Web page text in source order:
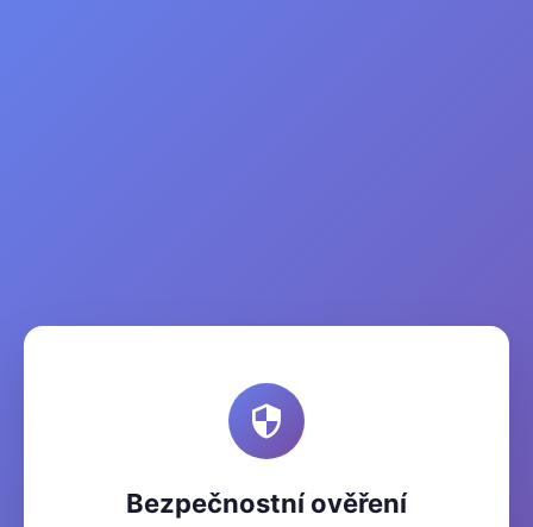
Bezpečnostní ověření